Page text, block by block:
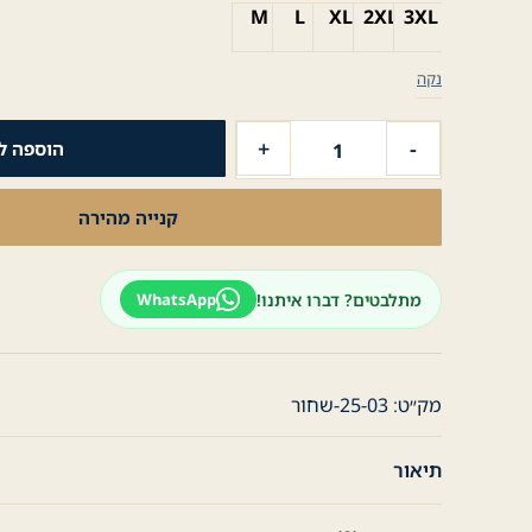
M L XL 2XL 3XL
נקה
-
חולצת
לגבר
קצר
משבצת
בצווארון
-
+ הוספה
קנייה מהירה
מתלבטים? דברו איתנו! WhatsApp
מק״ט:25-03-שחור
תיאור